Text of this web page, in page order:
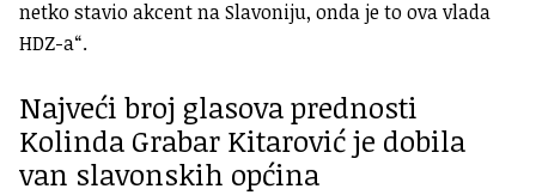
netko stavio akcent na Slavoniju, onda je to ova vlada
HDZ-a“.
Najveći broj glasova prednosti
Kolinda Grabar Kitarović je dobila
van slavonskih općina